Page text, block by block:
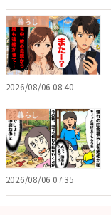
暮らし
2026/08/06 08:40
暮らし
2026/08/06 07:35